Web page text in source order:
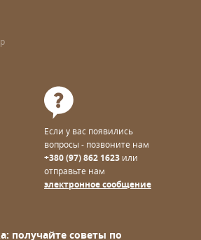
Если у вас появились
вопросы - позвоните нам
+380 (97) 862 1623 или
отправьте нам
электронное сообщение
получайте советы по